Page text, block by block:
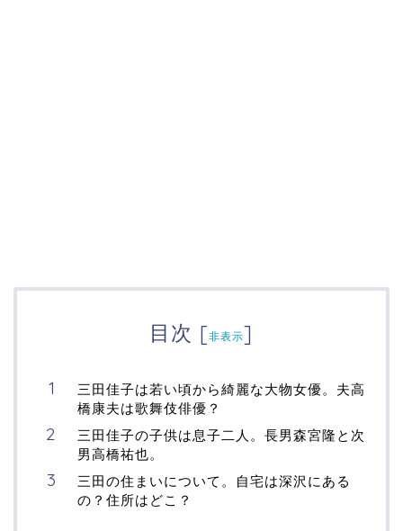
目次 [非表示]
三田佳子は若い頃から綺麗な大物女優。夫高
橋康夫は歌舞伎俳優？
三田佳子の子供は息子二人。長男森宮隆と次
男高橋祐也。
三田の住まいについて。自宅は深沢にある
の？住所はどこ？